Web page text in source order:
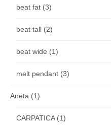
beat fat (3)
beat tall (2)
beat wide (1)
melt pendant (3)
Aneta (1)
CARPATICA(1)